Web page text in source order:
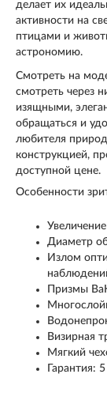
делает их
активности на
птицами и
астрономию.
Смотреть на
смотреть через
изящными,
обращаться и
любителя
конструкцией,
доступной цене.
Особенности
Диаметр
Излом
Призмы
Визирная
Мягкий
Гарантия: